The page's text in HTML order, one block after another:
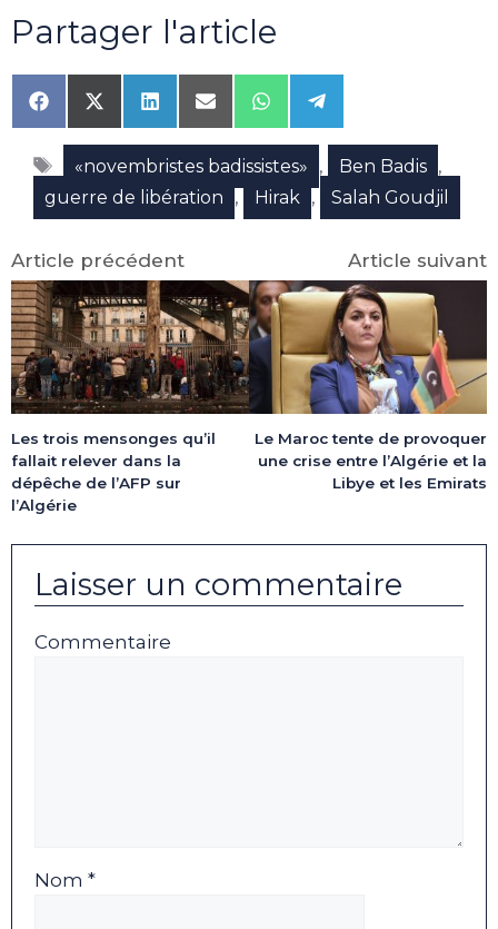
Partager l'article
Share
on
Facebook
Share
on
X
(Twitter)
Share
on
LinkedIn
Share
on
Email
Share
on
WhatsApp
Share
on
Telegram
Étiquettes
«novembristes badissistes» , Ben Badis ,
guerre de libération , Hirak , Salah Goudjil
Article précédent
Les trois mensonges qu’il
fallait relever dans la
dépêche de l’AFP sur
l’Algérie
Article suivant
Le Maroc tente de provoquer
une crise entre l’Algérie et la
Libye et les Emirats
Laisser un commentaire
Commentaire
Nom *